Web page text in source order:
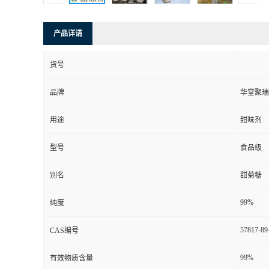
产品详请
货号
品牌 华堂聚瑞
用途 甜味剂
型号 食品级
别名 甜菊糖
纯度 99%
CAS编号 57817-
有效物质含量 99%